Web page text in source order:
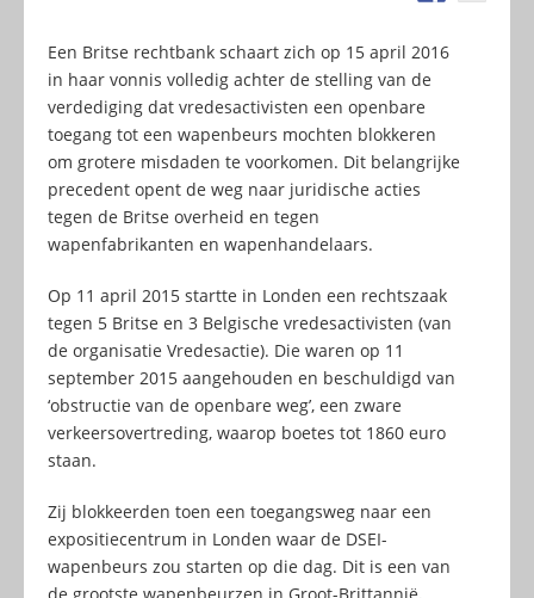
Een Britse rechtbank schaart zich op 15 april 2016
in haar vonnis volledig achter de stelling van de
verdediging dat vredesactivisten een openbare
toegang tot een wapenbeurs mochten blokkeren
om grotere misdaden te voorkomen. Dit belangrijke
precedent opent de weg naar juridische acties
tegen de Britse overheid en tegen
wapenfabrikanten en wapenhandelaars.
Op 11 april 2015 startte in Londen een rechtszaak
tegen 5 Britse en 3 Belgische vredesactivisten (van
de organisatie Vredesactie). Die waren op 11
september 2015 aangehouden en beschuldigd van
‘obstructie van de openbare weg’, een zware
verkeersovertreding, waarop boetes tot 1860 euro
staan.
Zij blokkeerden toen een toegangsweg naar een
expositiecentrum in Londen waar de DSEI-
wapenbeurs zou starten op die dag. Dit is een van